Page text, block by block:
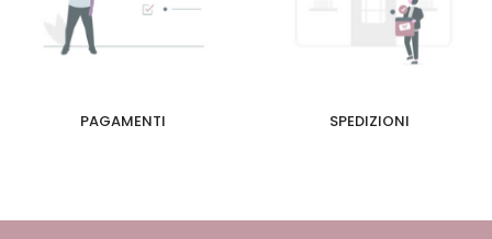
PAGAMENTI SPEDIZIONI